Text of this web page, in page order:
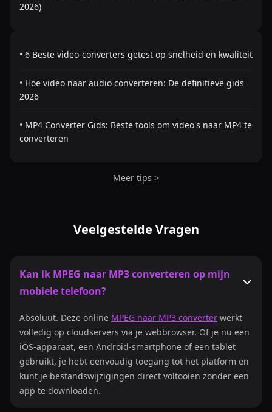
2026)
• 6 Beste video-converters getest op snelheid en kwaliteit
• Hoe video naar audio converteren: De definitieve gids
2026
• MP4 Converter Gids: Beste tools om video's naar MP4 te
converteren
Meer tips >
Veelgestelde Vragen
Kan ik MPEG naar MP3 converteren op mijn
mobiele telefoon?
Absoluut. Deze online MPEG naar MP3 converter werkt
volledig op cloudservers via je webbrowser. Of je nu een
iOS-apparaat, een Android-smartphone of een tablet
gebruikt, je hebt eenvoudig toegang tot het platform en
kunt je bestandswijzigingen direct voltooien zonder een
app te downloaden.